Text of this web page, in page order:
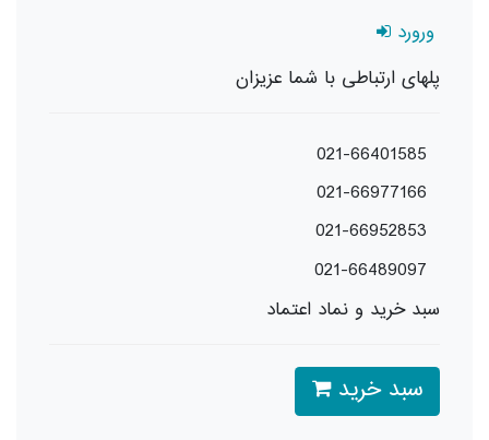
ورورد
پلهای ارتباطی با شما عزیزان
021-66401585
021-66977166
021-66952853
021-66489097
سبد خرید و نماد اعتماد
سبد خرید